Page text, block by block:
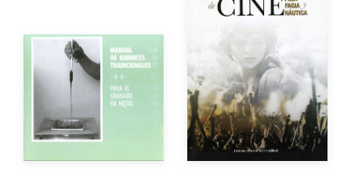
Año de edición
Año de edición
Impreso $190.00